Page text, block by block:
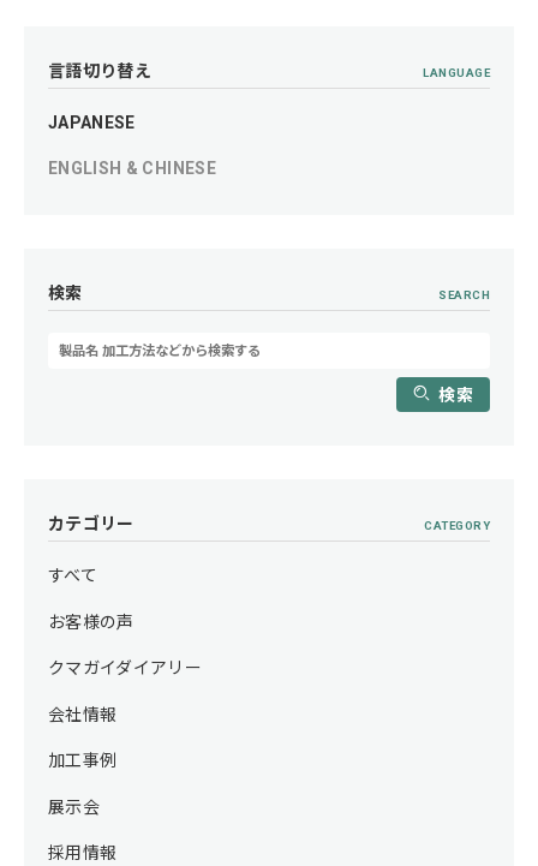
言語切り替え LANGUAGE
JAPANESE
ENGLISH & CHINESE
検索 SEARCH
検索
カテゴリー CATEGORY
すべて
お客様の声
クマガイダイアリー
会社情報
加工事例
展示会
採用情報